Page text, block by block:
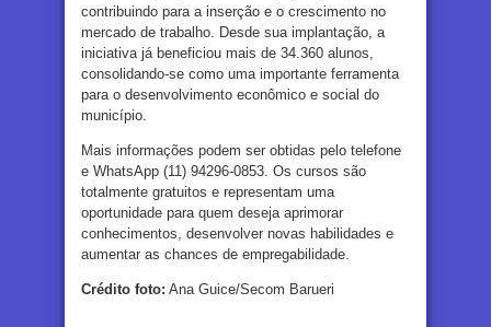
contribuindo para a inserção e o crescimento no
mercado de trabalho. Desde sua implantação, a
iniciativa já beneficiou mais de 34.360 alunos,
consolidando-se como uma importante ferramenta
para o desenvolvimento econômico e social do
município.
Mais informações podem ser obtidas pelo telefone
e WhatsApp (11) 94296-0853. Os cursos são
totalmente gratuitos e representam uma
oportunidade para quem deseja aprimorar
conhecimentos, desenvolver novas habilidades e
aumentar as chances de empregabilidade.
Crédito foto: Ana Guice/Secom Barueri